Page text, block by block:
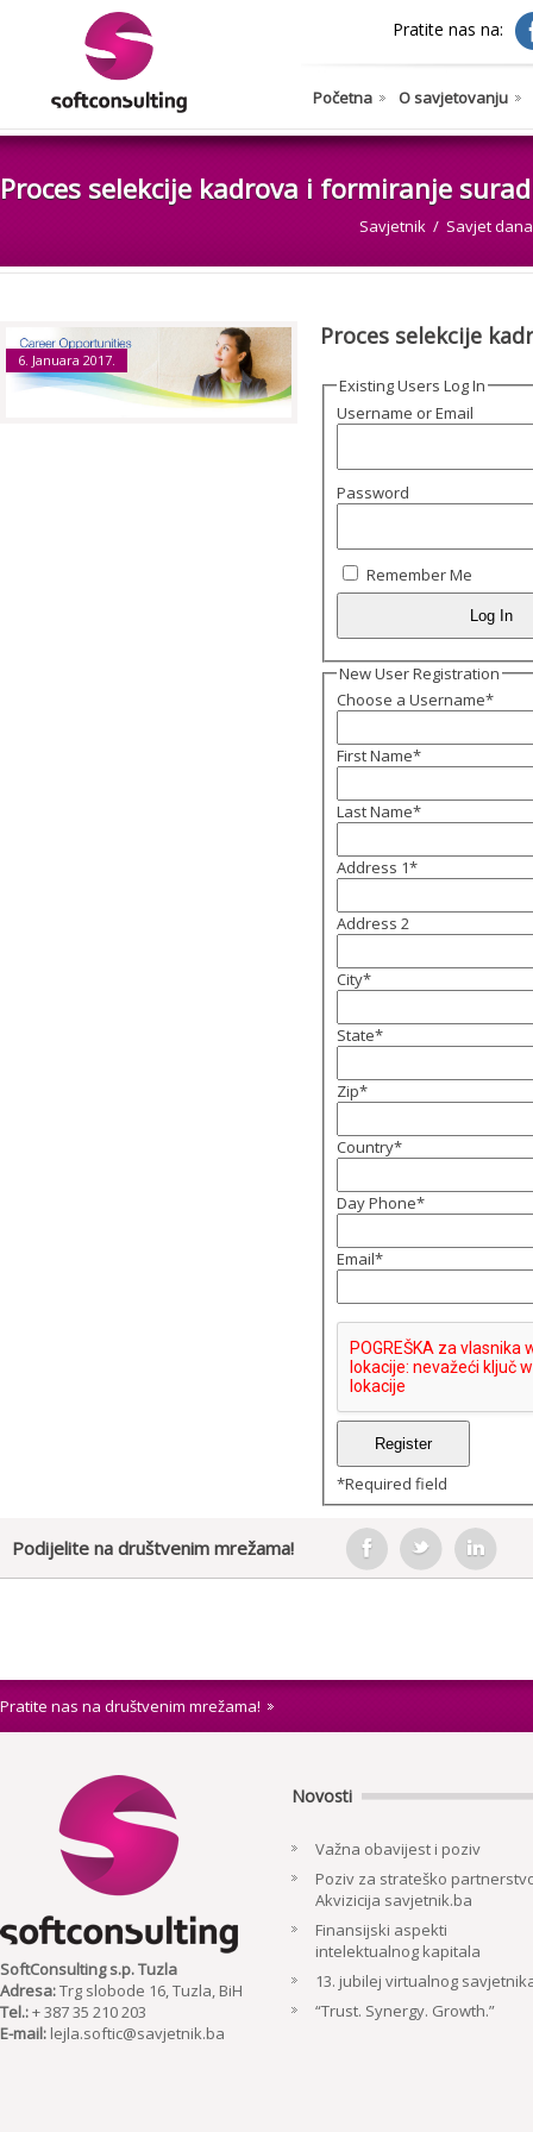
Pratite nas na:
Početna O savjetovanju
Proces selekcije kadrova i formiranje
Savjetnik Savjet dana
6. Januara 2017.
Proces selekcije
Existing Users Log In
Username or Email
Password
Remember Me
New User Registration
Choose a Username*
First Name*
Last Name*
Address 1*
Address 2
City*
State*
Zip*
Country*
Day Phone*
Email*
*Required field
Podijelite na društvenim mrežama!
Pratite nas na društvenim mrežama!
SoftConsulting s.p. Tuzla
Adresa:Trg slobode 16, Tuzla, BiH
Tel.:+ 387 35 210 203
E-mail: lejla.softic@savjetnik.ba
Novosti
Važna obavijest i poziv
Poziv za strateško
Akvizicija savjetnik.ba
Finansijski aspekti
intelektualnog kapitala
13. jubilej virtualnog
“Trust. Synergy. Growth.”